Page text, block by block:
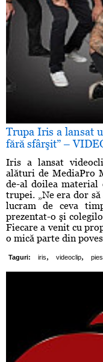
Trupa Iris a lansat
fără sfârşit” –
Iris a lansat
alături de MediaPro
de-al doilea material
trupei. „Ne era dor
lucram de ceva
prezentat-o şi
Fiecare a venit cu
o mică parte din
Taguri: iris, videoclip,